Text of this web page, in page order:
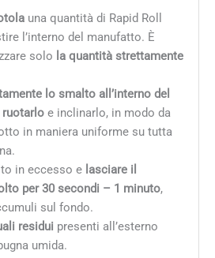
una quantità di Rapid Roll
l’interno del manufatto. È
solo la quantità strettamente
lo smalto all’interno del
ruotarloe inclinarlo, in modo da
in maniera uniforme su tutta
in eccesso e lasciare il
per 30 secondi – 1 minuto,
sul fondo.
residui presenti all’esterno
umida.